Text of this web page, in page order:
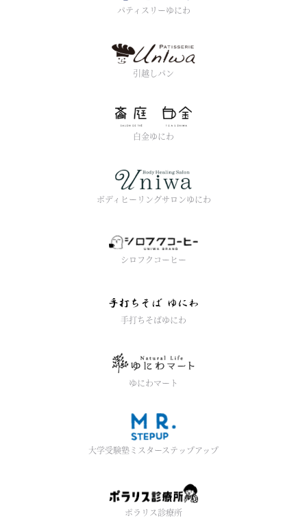
パティスリーゆにわ
引越しパン
白金ゆにわ
ボディヒーリングサロンゆにわ
シロフクコーヒー
手打ちそばゆにわ
ゆにわマート
大学受験塾ミスターステップアップ
ポラリス診療所